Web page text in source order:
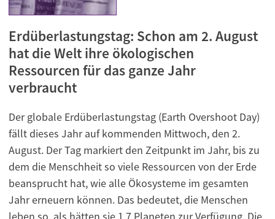
Erdüberlastungstag: Schon am 2. August
hat die Welt ihre ökologischen
Ressourcen für das ganze Jahr
verbraucht
Der globale Erdüberlastungstag (Earth Overshoot Day)
fällt dieses Jahr auf kommenden Mittwoch, den 2.
August. Der Tag markiert den Zeitpunkt im Jahr, bis zu
dem die Menschheit so viele Ressourcen von der Erde
beansprucht hat, wie alle Ökosysteme im gesamten
Jahr erneuern können. Das bedeutet, die Menschen